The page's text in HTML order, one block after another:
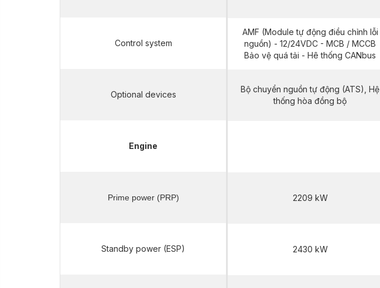
Control system
Optional devices
Engine
Prime power (PRP)
Standby power (ESP)
AMF (Module tự động điều chỉnh lỗi
nguồn) - 12/24VDC - MCB / MCCB
Bảo vệ quá tải - Hê thống CANbus
Bộ chuyển nguồn tự động (ATS), Hệ
thống hòa đồng bộ
2209 kW
2430 kW